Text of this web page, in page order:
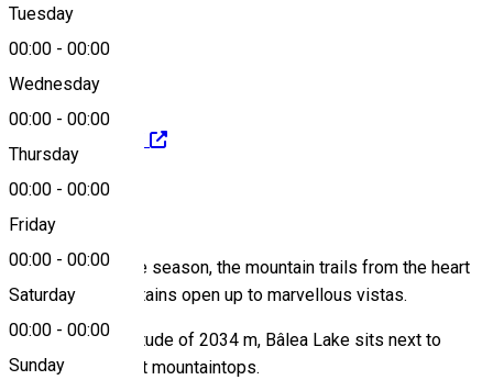
Tuesday
00:00 - 00:00
Wednesday
00:00 - 00:00
Thursday
00:00 - 00:00
Friday
00:00 - 00:00
Saturday
00:00 - 00:00
Sunday
Map
About
Regardless of the season, the mountain trails from the heart
of Făgăraș Mountains open up to marvellous vistas.
Located at an altitude of 2034 m, Bâlea Lake sits next to
Romania’s highest mountaintops.